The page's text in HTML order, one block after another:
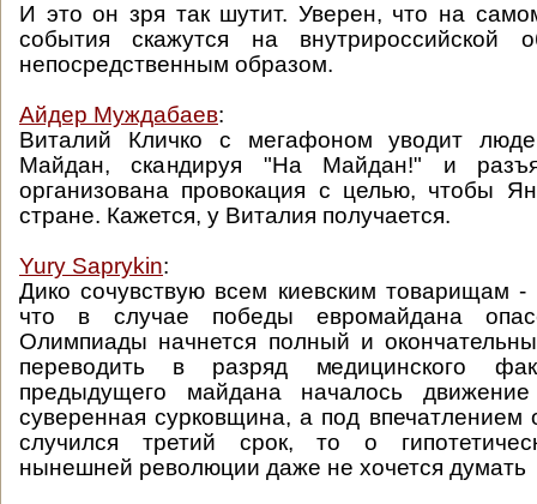
И это он зря так шутит. Уверен, что на
события скажутся на внутрироссийской
непосредственным образом.
Айдер Муждабаев:
Виталий Кличко с мегафоном уводит
Майдан, скандируя "На Майдан!" и
организована провокация с целью, чтобы
стране. Кажется, у Виталия получается.
Yury Saprykin:
Дико сочувствую всем киевским товарищам -
что в случае победы евромайдана
Олимпиады начнется полный и
переводить в разряд медицинского
предыдущего майдана началось
суверенная сурковщина, а под впечатлением
случился третий срок, то о
нынешней революции даже не хочется думать